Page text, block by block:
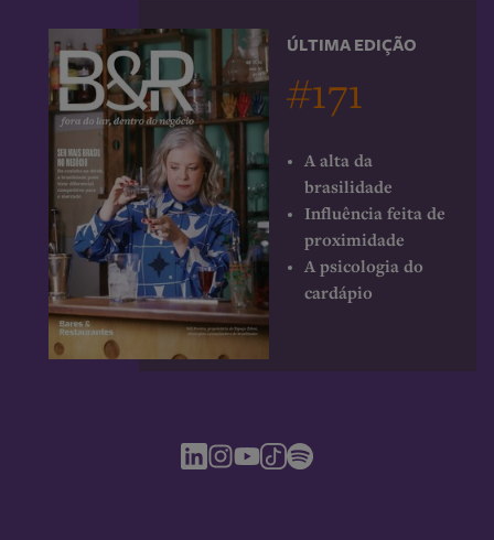
ÚLTIMA EDIÇÃO
#171
A alta da
brasilidade
Influência feita de
proximidade
A psicologia do
cardápio